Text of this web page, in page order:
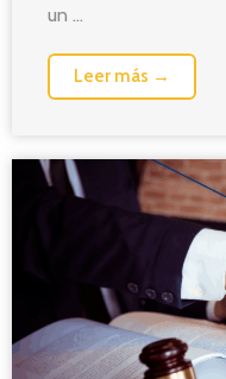
un ...
Leer más →